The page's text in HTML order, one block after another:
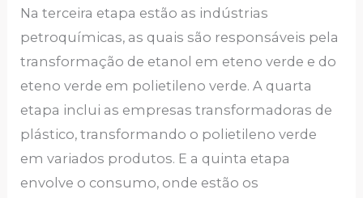
Na terceira etapa estão as indústrias
petroquímicas, as quais são responsáveis pela
transformação de etanol em eteno verde e do
eteno verde em polietileno verde. A quarta
etapa inclui as empresas transformadoras de
plástico, transformando o polietileno verde
em variados produtos. E a quinta etapa
envolve o consumo, onde estão os